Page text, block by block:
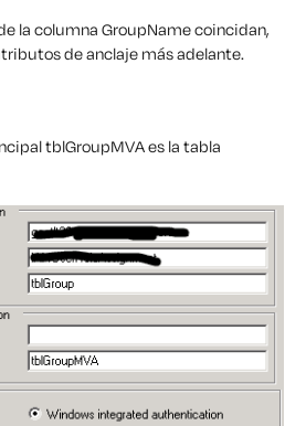
la columna GroupName coincidan,
de anclaje más adelante.
tblGroupMVA es la tabla